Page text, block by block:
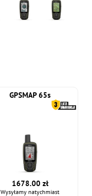
GPSMAP 65s
1678.00 zł
Wysyłamy natychmiast